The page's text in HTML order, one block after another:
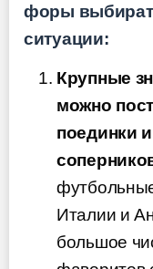
форы
ситуации:
Крупные
можно
поединки
Италии и
большое